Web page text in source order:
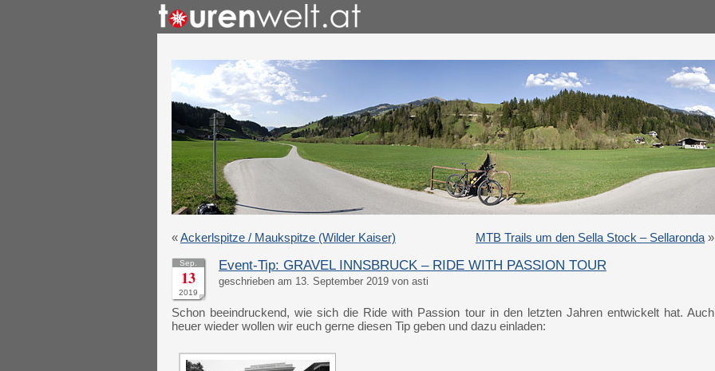
«Ackerlspitze / Maukspitze (Wilder Kaiser) MTB Trails um den Sella Stock – Sellaronda »
Sep.
13
2019
Event-Tip: GRAVEL INNSBRUCK – RIDE WITH PASSION TOUR
geschrieben am 13. September 2019 von asti
Schon beeindruckend, wie sich die Ride with Passion tour in den letzten Jahren entwickelt hat. Auch
heuer wieder wollen wir euch gerne diesen Tip geben und dazu einladen: